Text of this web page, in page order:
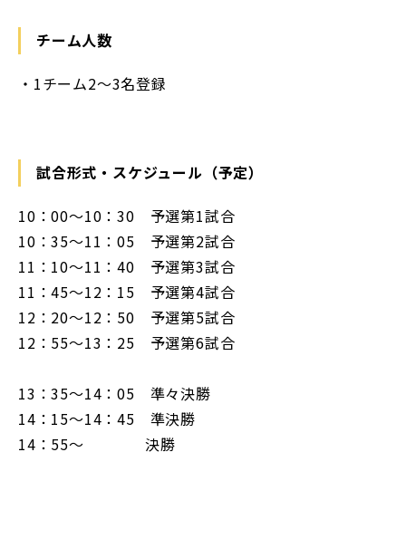
チーム人数
・1チーム2～3名登録
試合形式・スケジュール（予定）
10：00～10：30 予選第1試合
10：35～11：05 予選第2試合
11：10～11：40 予選第3試合
11：45～12：15 予選第4試合
12：20～12：50 予選第5試合
12：55～13：25 予選第6試合
13：35～14：05 準々決勝
14：15～14：45 準決勝
14：55～ 決勝